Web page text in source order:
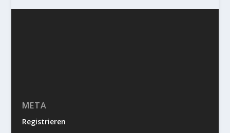
META
Registrieren